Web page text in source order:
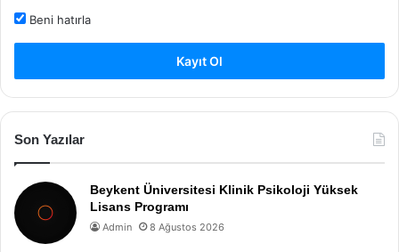
Beni hatırla
Kayıt Ol
Son Yazılar
Beykent Üniversitesi Klinik Psikoloji Yüksek
Lisans Programı
Admin 8 Ağustos 2026